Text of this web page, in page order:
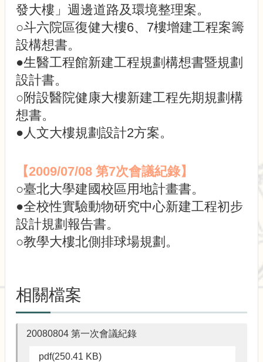
風
公
共
藝
術
發大樓」週邊道路及環境整理案。
○斗六院區復健大樓6、7樓增建工程案籌
設構想書。
●生醫工程館新建工程規劃構想書暨規劃
設計書。
○附設醫院健康大樓新建工程先期規劃構
想書。
●人文大樓規劃設計2方案。
【2009/07/08 第7次會議紀錄】
○臺北大學建國校區用地計畫書。
●全校性實驗動物研究中心新建工程初步
設計規劃報告書。
○教學大樓北側排球場規劃。
相關檔案
20080804 第一次會議紀錄
pdf(250.41 KB)